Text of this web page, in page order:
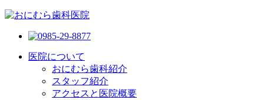
医院について
おにむら歯科紹介
スタッフ紹介
アクセスと医院概要